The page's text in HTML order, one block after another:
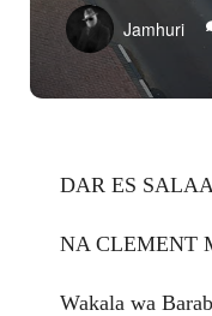
Jamhuri
DAR ES
NA CLEMENT
Wakala wa